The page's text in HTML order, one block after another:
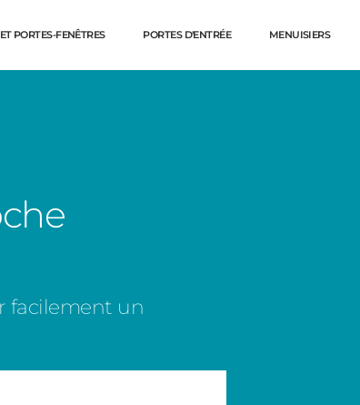
PORTES-FENÊTRES PORTES D'ENTRÉE MENUISIERS
facilement un